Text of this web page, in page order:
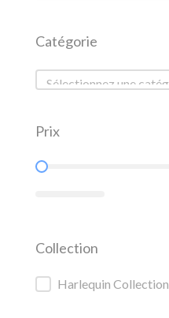
Catégorie
Catégorie
Catégorie
Prix
Prix
Collection
Collection
Harlequin Collection